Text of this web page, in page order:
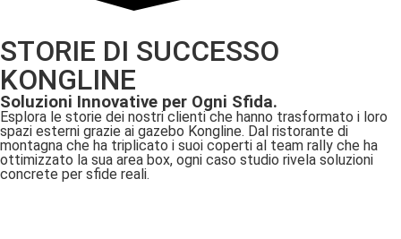
STORIE DI SUCCESSO
KONGLINE
Soluzioni Innovative per Ogni Sfida.
Esplora le storie dei nostri clienti che hanno trasformato i loro
spazi esterni grazie ai gazebo Kongline. Dal ristorante di
montagna che ha triplicato i suoi coperti al team rally che ha
ottimizzato la sua area box, ogni caso studio rivela soluzioni
concrete per sfide reali.